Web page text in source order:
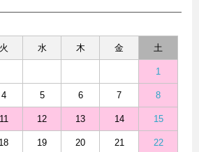
火 水 木 金 土
1
4 5 6 7 8
11 12 13 14 15
18 19 20 21 22